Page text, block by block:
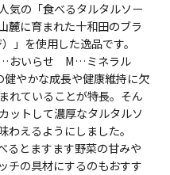
気の「食べるタルタルソー
麓に育まれた十和田のブラ
」を使用した逸品です。
おいらせ M…ミネラル
やかな成長や健康維持に欠
れていることが特長。そん
ットして濃厚なタルタルソ
えるようにしました。
るとますます野菜の甘みや
チの具材にするのもおすす